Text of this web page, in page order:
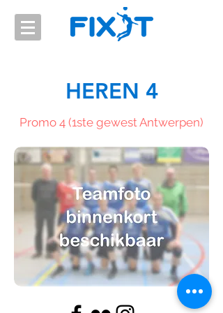
HEREN 4
Promo 4 (1ste gewest Antwerpen)